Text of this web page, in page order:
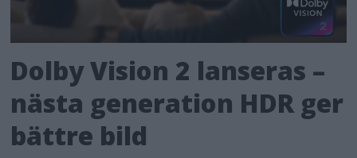
Dolby Vision 2 lanseras –
nästa generation HDR ger
bättre bild